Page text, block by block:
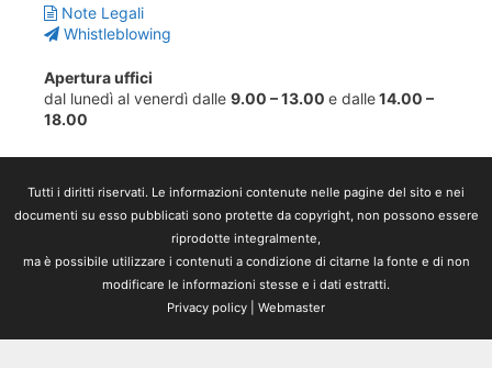
Note Legali
Whistleblowing
Apertura uffici
dal lunedì al venerdì dalle 9.00 – 13.00 e dalle14.00 –
18.00
Tutti i diritti riservati. Le informazioni contenute nelle pagine del sito e nei
documenti su esso pubblicati sono protette da copyright, non possono essere
riprodotte integralmente,
ma è possibile utilizzare i contenuti a condizione di citarne la fonte e di non
modificare le informazioni stesse e i dati estratti.
Privacy policy
Webmaster